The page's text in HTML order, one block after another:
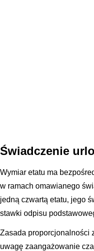
Świadczenie
Wymiar etatu ma
w ramach omawianego
jedną czwartą etatu, jego
stawki odpisu
Zasada proporcjonalności
uwagę zaangażowanie